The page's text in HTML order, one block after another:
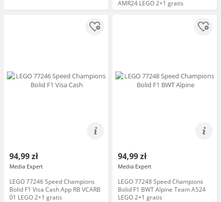
AMR24 LEGO 2+1 gratis
94,99 zł
Media Expert
LEGO 77246 Speed Champions
Bolid F1 Visa Cash App RB VCARB
01 LEGO 2+1 gratis
94,99 zł
Media Expert
LEGO 77248 Speed Champions
Bolid F1 BWT Alpine Team A524
LEGO 2+1 gratis